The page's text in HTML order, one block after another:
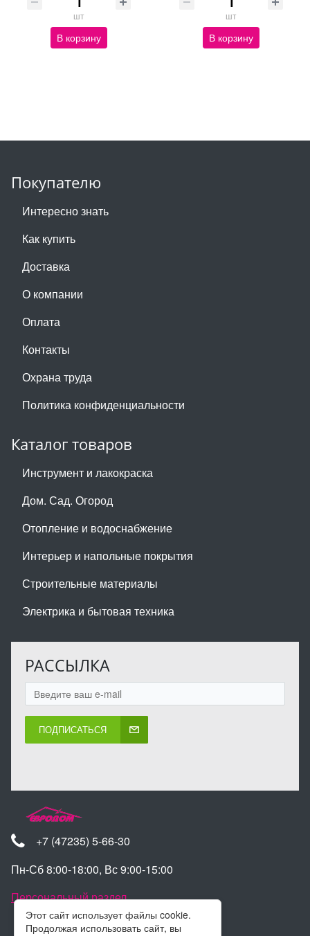
Этот сайт использует файлы cookie.
Продолжая использовать сайт, вы
шт
В корзину
шт
В корзину
Покупателю
Интересно знать
Как купить
Доставка
О компании
Оплата
Контакты
Охрана труда
Политика конфиденциальности
Каталог товаров
Инструмент и лакокраска
Дом. Сад. Огород
Отопление и водоснабжение
Интерьер и напольные покрытия
Строительные материалы
Электрика и бытовая техника
РАССЫЛКА
ПОДПИСАТЬСЯ
+7 (47235) 5-66-30
Пн-Сб 8:00-18:00, Вс 9:00-15:00
Персональный раздел